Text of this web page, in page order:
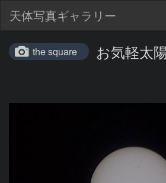
天体写真ギャラリー
the square お気軽太